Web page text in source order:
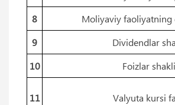
8
Moliyaviy faoliyatning
9
Dividendlar
10
Foizlar
11 Valyuta kursi